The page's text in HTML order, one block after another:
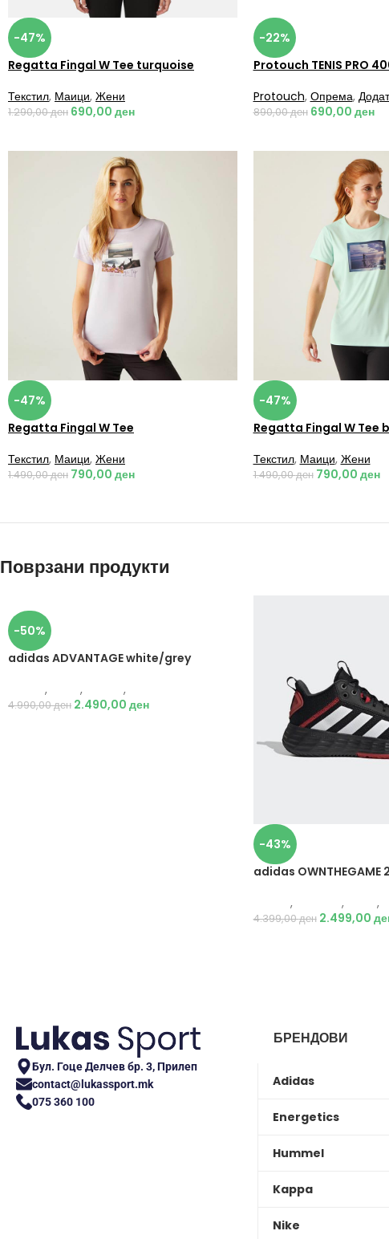
-47%
Regatta Fingal W Tee turquoise
Текстил, Маици, Жени
1.290,00ден 690,00 ден
-22%
Protouch TENIS PRO
Protouch, Опрема,
890,00ден 690,00 ден
-47%
Regatta Fingal W Tee
Текстил, Маици, Жени
1.490,00ден 790,00 ден
-47%
Regatta Fingal W Tee
Текстил, Маици, Жени
1.490,00ден 790,00 ден
Поврзани продукти
-50%
adidas ADVANTAGE white/grey
, , ,
4.990,00ден 2.490,00 ден
-43%
adidas
, , ,
4.399,00ден 2.499,00
Бул. Гоце Делчев бр. 3, Прилеп
contact@lukassport.mk
075 360 100
БРЕНДОВИ
Adidas
Energetics
Hummel
Kappa
Nike